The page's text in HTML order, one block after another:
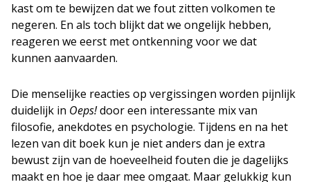
kast om te bewijzen dat we fout zitten volkomen te
negeren. En als toch blijkt dat we ongelijk hebben,
reageren we eerst met ontkenning voor we dat
kunnen aanvaarden.
Die menselijke reacties op vergissingen worden pijnlijk
duidelijk in Oeps!door een interessante mix van
filosofie, anekdotes en psychologie. Tijdens en na het
lezen van dit boek kun je niet anders dan je extra
bewust zijn van de hoeveelheid fouten die je dagelijks
maakt en hoe je daar mee omgaat. Maar gelukkig kun